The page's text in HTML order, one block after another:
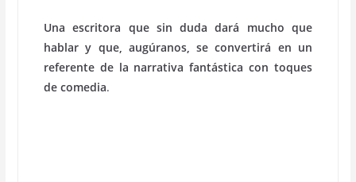
Una escritora que sin duda dará mucho que
hablar y que, augúranos, se convertirá en un
referente de la narrativa fantástica con toques
de comedia.